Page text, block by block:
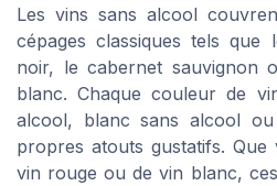
Les vins sans alcool
cépages classiques tels
noir, le cabernet sauvignon
blanc. Chaque couleur de
alcool, blanc sans alcool
propres atouts gustatifs.
vin rouge ou de vin blanc,